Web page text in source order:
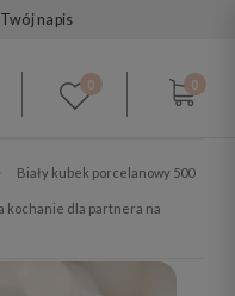
napis
0 0
Biały kubek porcelanowy 500
kochanie dla partnera na